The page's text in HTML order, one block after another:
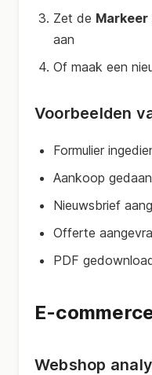
Zet de Markeer
aan
Of maak een
Voorbeelden
Formulier
Aankoop gedaan
Nieuwsbrief
Offerte
PDF
E-
Webshop